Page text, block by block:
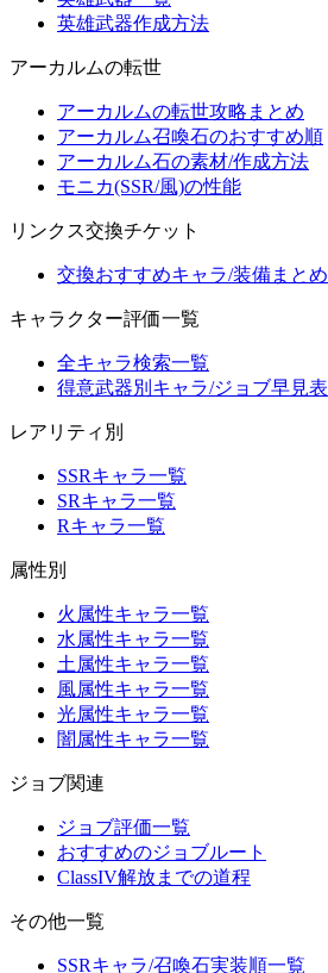
英雄武器作成方法
アーカルムの転世
アーカルムの転世攻略まとめ
アーカルム召喚石のおすすめ順
アーカルム石の素材/作成方法
モニカ(SSR/風)の性能
リンクス交換チケット
交換おすすめキャラ/装備まとめ
キャラクター評価一覧
全キャラ検索一覧
得意武器別キャラ/ジョブ早見表
レアリティ別
SSRキャラ一覧
SRキャラ一覧
Rキャラ一覧
属性別
火属性キャラ一覧
水属性キャラ一覧
土属性キャラ一覧
風属性キャラ一覧
光属性キャラ一覧
闇属性キャラ一覧
ジョブ関連
ジョブ評価一覧
おすすめのジョブルート
ClassIV解放までの道程
その他一覧
SSRキャラ/召喚石実装順一覧